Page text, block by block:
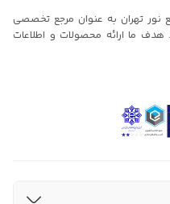
نور تهران به عنوان مرجع تخصصی
ما ارائه محصولات و اطلاعات